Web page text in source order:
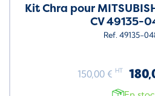
Kit Chra pour
CV 49135-
Ref. 49135-
150,00 € HT